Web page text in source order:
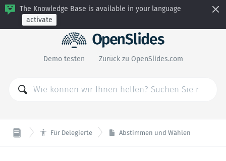
The Knowledge Base is available in your language
activate
Demo testen Zurück zu OpenSlides.com
 Für Delegierte Abstimmen und Wählen